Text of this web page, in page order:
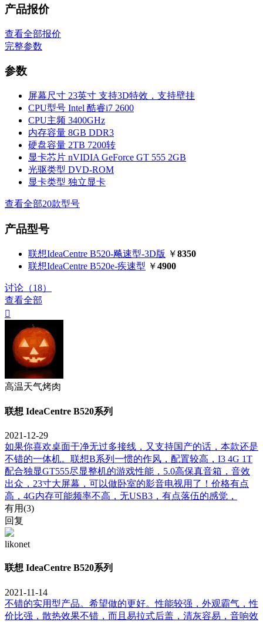
产品报价
查看全部报价
完整参数
参数
屏幕尺寸 23英寸 支持3D特效，支持壁挂
CPU型号 Intel 酷睿i7 2600
CPU主频 3400GHz
内存容量 8GB DDR3
硬盘容量 2TB 7200转
显卡芯片 nVIDIA GeForce GT 555 2GB
光驱类型 DVD-ROM
显卡类型 独立显卡
查看全部20款型号
产品型号
联想IdeaCentre B520-飚速型-3D版 ￥8350
联想IdeaCentre B520e-疾速型 ￥4900
讨论（18）
查看全部

高温天气烤肉
联想 IdeaCentre B520系列
2021-12-29
如果你喜欢桌面干净无过多接线，又支持国产的话，本款还是
不错的一体机。联想B系列一惯的作风，配置较高，I3 4G 1T
配合独显GT555尽显整机的游戏性能，5.0高保真音箱，音效
出众，23寸大屏幕，可以做卧室的影音电视用了！价格有点
高，4G内存可能频率不高，无USB3，有点落伍的感觉，
有用(3)
回复
likonet
联想 IdeaCentre B520系列
2021-11-14
不错的实用型产品。希望做的更好。性能较强，外观霸气，性
价比强，散热效果不错，而且易拉式后盖，清灰容易，音响效